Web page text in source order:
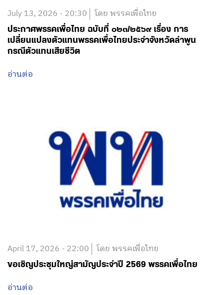
July 13, 2026 - 20:30 โดย พรรคเพื่อไทย
ประกาศพรรคเพื่อไทย ฉบับที่ ๐๒๓/๒๕๖๙ เรื่อง การ
เปลี่ยนแปลงตัวแทนพรรคเพื่อไทยประจำจังหวัดลำพูน
กรณีตัวแทนเสียชีวิต
อ่านต่อ
April 17, 2026 - 22:00 โดย พรรคเพื่อไทย
ขอเชิญประชุมใหญ่สามัญประจำปี 2569 พรรคเพื่อไทย
อ่านต่อ